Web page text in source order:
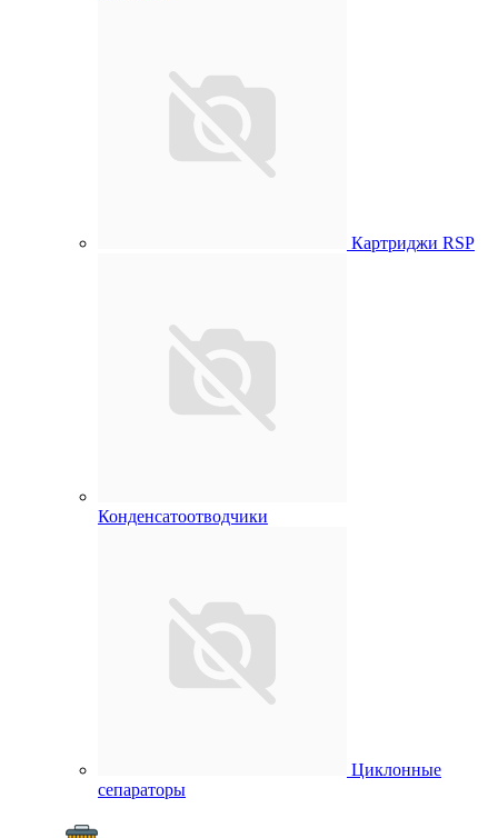
Картриджи RSP
Конденсатоотводчики
Циклонные
сепараторы